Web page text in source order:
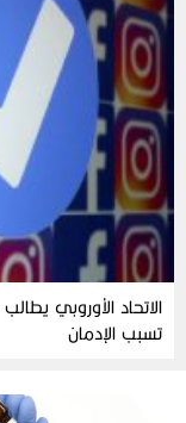
الاتحاد الأوروبي
تسبب الإدمان